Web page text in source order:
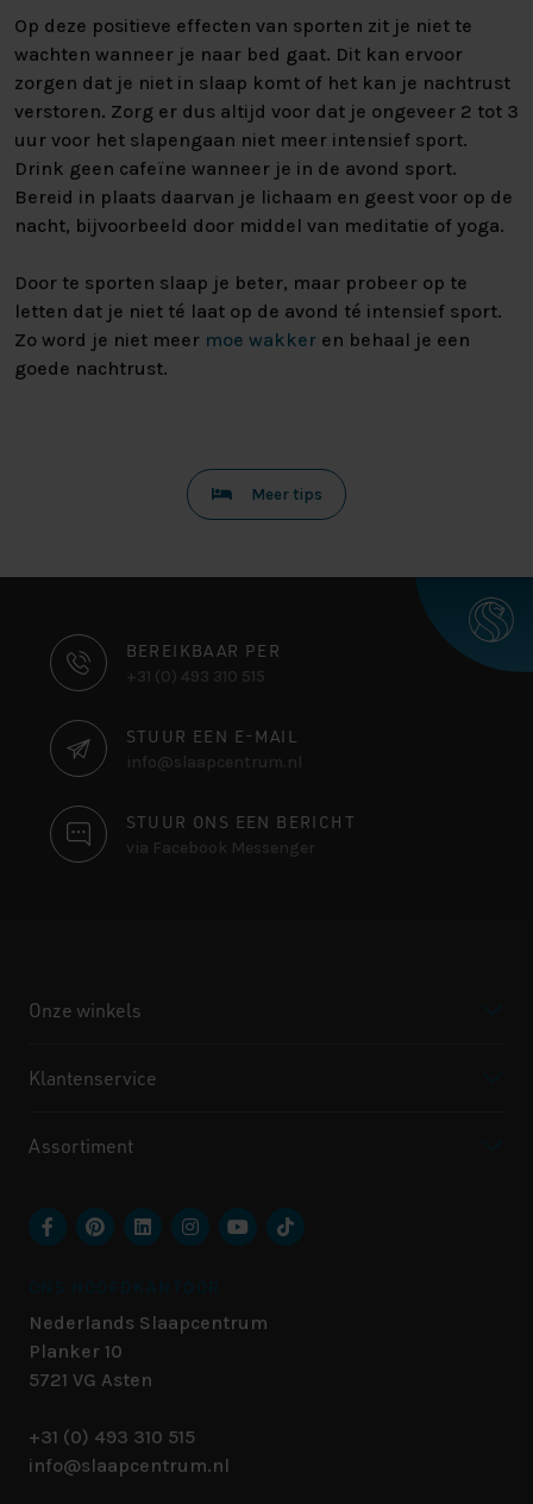
Op deze positieve effecten van sporten zit je niet te
wachten wanneer je naar bed gaat. Dit kan ervoor
zorgen dat je niet in slaap komt of het kan je nachtrust
verstoren. Zorg er dus altijd voor dat je ongeveer 2 tot 3
uur voor het slapengaan niet meer intensief sport.
Drink geen cafeïne wanneer je in de avond sport.
Bereid in plaats daarvan je lichaam en geest voor op de
nacht, bijvoorbeeld door middel van meditatie of yoga.
Door te sporten slaap je beter, maar probeer op te
letten dat je niet té laat op de avond té intensief sport.
Zo word je niet meer moe wakker en behaal je een
goede nachtrust.
Meer tips
CONTACT
INFORMATIE
BEREIKBAAR PER
+31 (0) 493 310 515
STUUR EEN E-MAIL
info@slaapcentrum.nl
STUUR ONS EEN BERICHT
via Facebook Messenger
Onze winkels
Klantenservice
Assortiment
Nederlands Slaapcentrum
Planker 10
5721 VG Asten
+31 (0) 493 310 515
info@slaapcentrum.nl